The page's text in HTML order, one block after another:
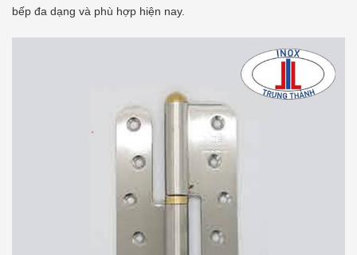
bếp đa dạng và phù hợp hiện nay.